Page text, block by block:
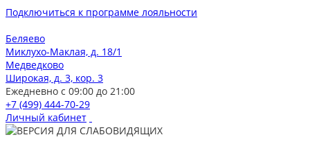
Подключиться к программе лояльности
Беляево
Миклухо-Маклая, д. 18/1
Медведково
Широкая, д. 3, кор. 3
Ежедневно с 09:00 до 21:00
+7 (499) 444-70-29
Личный кабинет